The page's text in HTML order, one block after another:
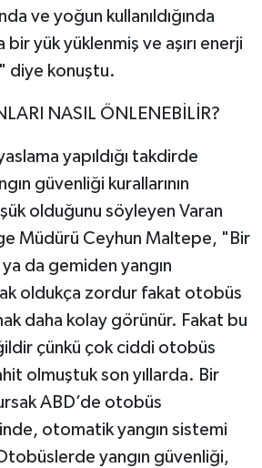
ve yoğun kullanıldığında
yük yüklenmiş ve aşırı enerji
diye konuştu.
NASIL ÖNLENEBİLİR?
yapıldığı takdirde
güvenliği kurallarının
olduğunu söyleyen Varan
Müdürü Ceyhun Maltepe, "Bir
da gemiden yangın
oldukça zordur fakat otobüs
daha kolay görünür. Fakat bu
çünkü çok ciddi otobüs
olmuştuk son yıllarda. Bir
ABD’de otobüs
otomatik yangın sistemi
yangın güvenliği,